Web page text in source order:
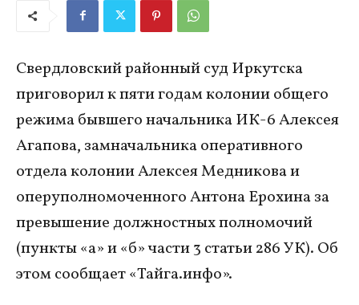
Свердловский районный суд Иркутска
приговорил к пяти годам колонии общего
режима бывшего начальника ИК-6 Алексея
Агапова, замначальника оперативного
отдела колонии Алексея Медникова и
оперуполномоченного Антона Ерохина за
превышение должностных полномочий
(пункты «а» и «б» части 3 статьи 286 УК). Об
этом сообщает «Тайга.инфо».